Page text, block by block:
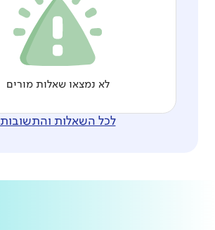
לא נמצאו שאלות מורים
לכל השאלות והתשובות